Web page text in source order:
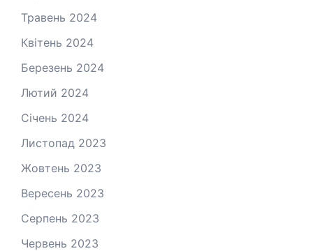
Травень 2024
Квітень 2024
Березень 2024
Лютий 2024
Січень 2024
Листопад 2023
Жовтень 2023
Вересень 2023
Серпень 2023
Червень 2023